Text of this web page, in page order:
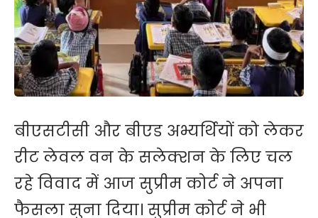
बीएसटीसी और बीएड अभ्यर्थियों को लेकर
रीट लेवल वन के सलेक्शन के लिए चल
रहे विवाद में आज सुप्रीम कोर्ट ने अपना
फैसला सुना दिया। सुप्रीम कोर्ट ने भी